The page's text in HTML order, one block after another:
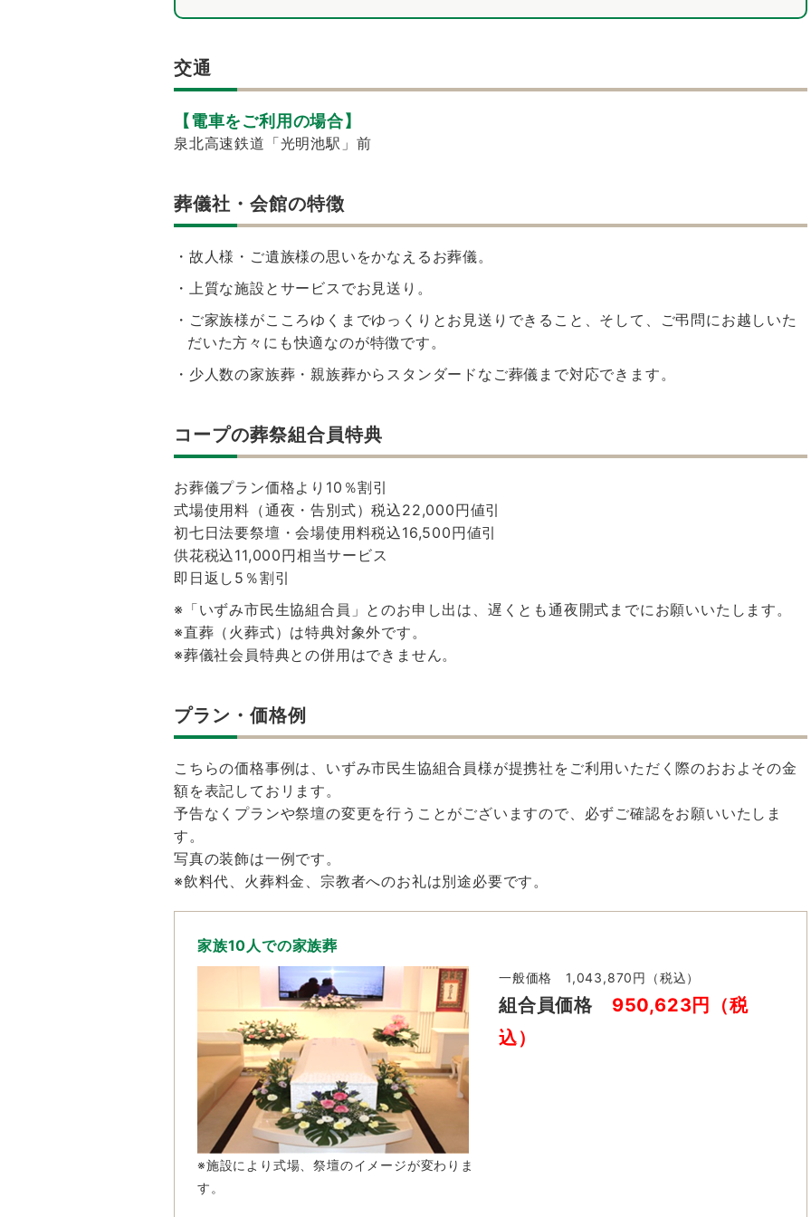
交通
【電車をご利用の場合】
泉北高速鉄道「光明池駅」前
葬儀社・会館の特徴
・故人様・ご遺族様の思いをかなえるお葬儀。
・上質な施設とサービスでお見送り。
・ご家族様がこころゆくまでゆっくりとお見送りできること、そして、ご弔問にお越しいた
だいた方々にも快適なのが特徴です。
・少人数の家族葬・親族葬からスタンダードなご葬儀まで対応できます。
コープの葬祭組合員特典
お葬儀プラン価格より10％割引
式場使用料（通夜・告別式）税込22,000円値引
初七日法要祭壇・会場使用料税込16,500円値引
供花税込11,000円相当サービス
即日返し5％割引
※「いずみ市民生協組合員」とのお申し出は、遅くとも通夜開式までにお願いいたします。
※直葬（火葬式）は特典対象外です。
※葬儀社会員特典との併用はできません。
プラン・価格例
こちらの価格事例は、いずみ市民生協組合員様が提携社をご利用いただく際のおおよその金
額を表記しておリます。
予告なくプランや祭壇の変更を行うことがございますので、必ずご確認をお願いいたしま
す。
写真の装飾は一例です。
※飲料代、火葬料金、宗教者へのお礼は別途必要です。
家族10人での家族葬
※施設により式場、祭壇のイメージが変わりま
す。
一般価格 1,043,870円（税込）
組合員価格 950,623円（税
込）